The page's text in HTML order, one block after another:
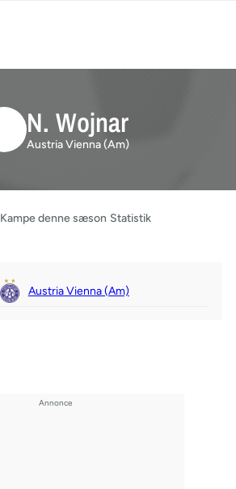
N. Wojnar
Austria Vienna (Am)
Kampe denne sæson Statistik
Austria Vienna (Am)